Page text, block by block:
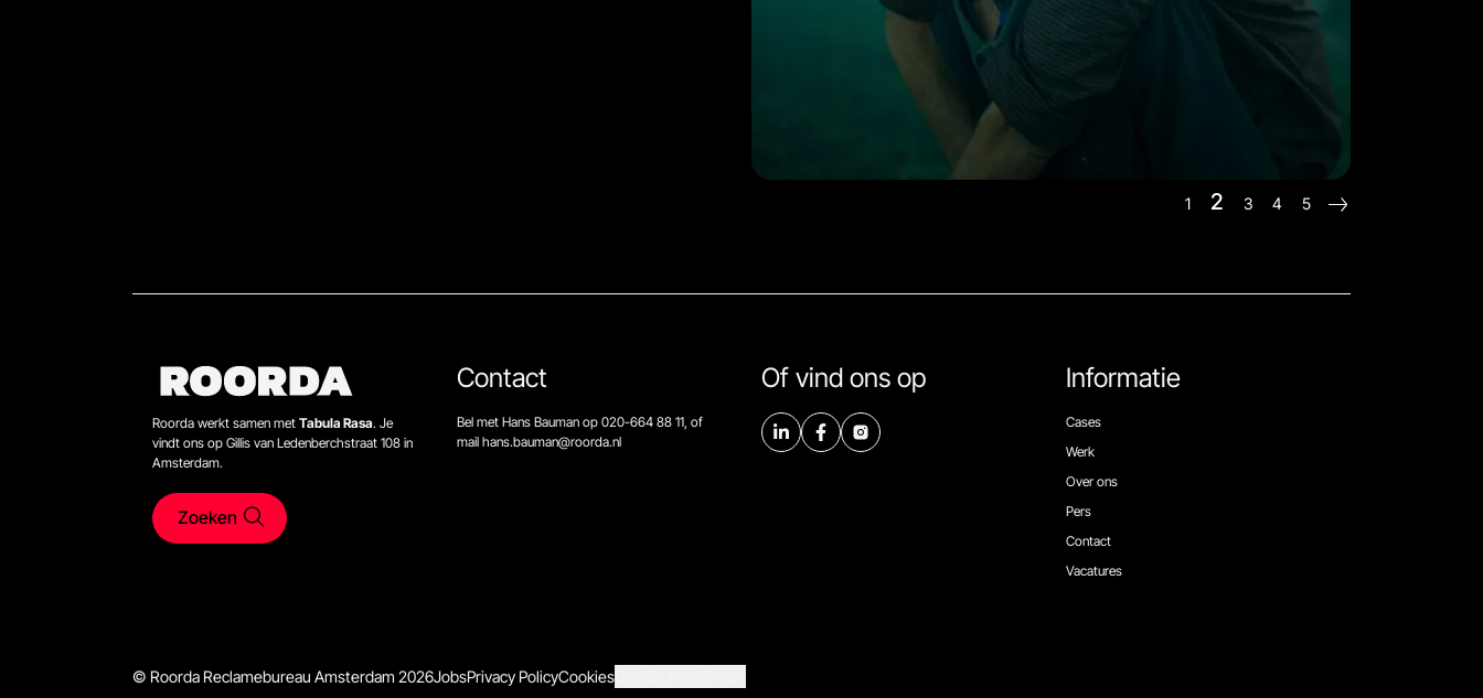
1 2 3 4 5
Roorda werkt samen met Tabula Rasa. Je
vindt ons op Gillis van Ledenberchstraat 108 in
Amsterdam.
Zoeken
Contact
Bel met Hans Bauman op 020-664 88 11, of
mail hans.bauman@roorda.nl
Of vind ons op Informatie
Cases
Werk
Over ons
Pers
Contact
Vacatures
© Roorda Reclamebureau Amsterdam 2026JobsPrivacy PolicyCookies